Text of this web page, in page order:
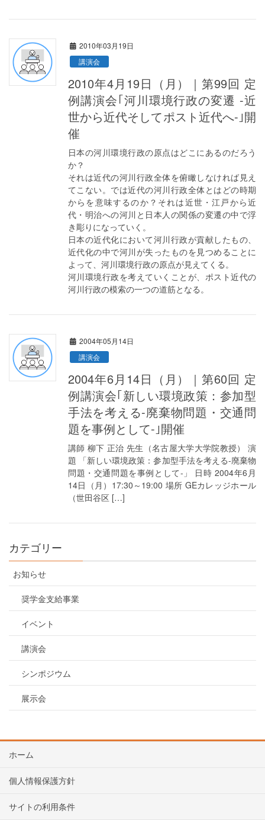
2010年03月19日
講演会
2010年4月19日（月）｜第99回 定
例講演会｢河川環境行政の変遷 -近
世から近代そしてポスト近代へ-｣開
催
日本の河川環境行政の原点はどこにあるのだろう
か？
それは近代の河川行政全体を俯瞰しなければ見え
てこない。では近代の河川行政全体とはどの時期
からを意味するのか？それは近世・江戸から近
代・明治への河川と日本人の関係の変遷の中で浮
き彫りになっていく。
日本の近代化において河川行政が貢献したもの、
近代化の中で河川が失ったものを見つめることに
よって、河川環境行政の原点が見えてくる。
河川環境行政を考えていくことが、ポスト近代の
河川行政の模索の一つの道筋となる。
2004年05月14日
講演会
2004年6月14日（月）｜第60回 定
例講演会｢新しい環境政策：参加型
手法を考える-廃棄物問題・交通問
題を事例として-｣開催
講師 柳下 正治 先生（名古屋大学大学院教授） 演
題 「新しい環境政策：参加型手法を考える-廃棄物
問題・交通問題を事例として-」 日時 2004年6月
14日（月）17:30～19:00 場所 GEカレッジホール
（世田谷区 […]
カテゴリー
お知らせ
奨学金支給事業
イベント
講演会
シンポジウム
展示会
ホーム
個人情報保護方針
サイトの利用条件